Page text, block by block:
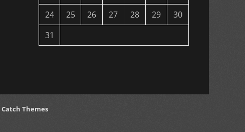
24
25 26 27 28 29
30
31
Catch Themes